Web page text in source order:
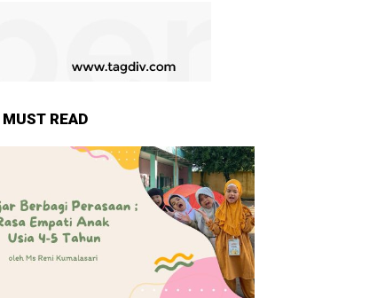
MUST READ